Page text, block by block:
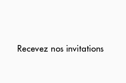
Recevez nos invitations